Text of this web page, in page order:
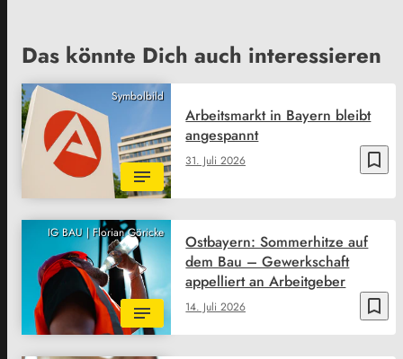
Das könnte Dich auch interessieren
Symbolbild
bookmark_border
31. Juli 2026
Arbeitsmarkt in Bayern bleibt
angespannt
IG BAU | Florian Göricke
bookmark_border
14. Juli 2026
Ostbayern: Sommerhitze auf
dem Bau – Gewerkschaft
appelliert an Arbeitgeber